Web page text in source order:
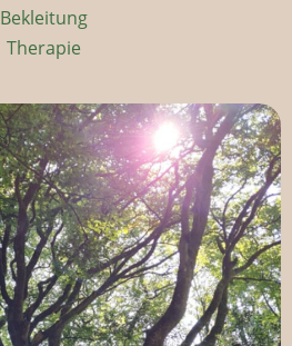
Bekleitung
Therapie